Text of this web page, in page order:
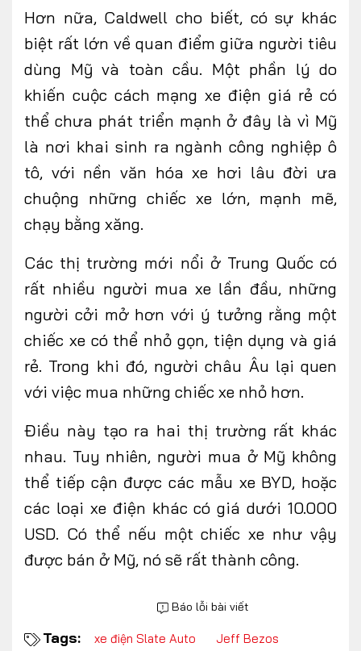
Hơn nữa, Caldwell cho biết, có sự khác
biệt rất lớn về quan điểm giữa người tiêu
dùng Mỹ và toàn cầu. Một phần lý do
khiến cuộc cách mạng xe điện giá rẻ có
thể chưa phát triển mạnh ở đây là vì Mỹ
là nơi khai sinh ra ngành công nghiệp ô
tô, với nền văn hóa xe hơi lâu đời ưa
chuộng những chiếc xe lớn, mạnh mẽ,
chạy bằng xăng.
Các thị trường mới nổi ở Trung Quốc có
rất nhiều người mua xe lần đầu, những
người cởi mở hơn với ý tưởng rằng một
chiếc xe có thể nhỏ gọn, tiện dụng và giá
rẻ. Trong khi đó, người châu Âu lại quen
với việc mua những chiếc xe nhỏ hơn.
Điều này tạo ra hai thị trường rất khác
nhau. Tuy nhiên, người mua ở Mỹ không
thể tiếp cận được các mẫu xe BYD, hoặc
các loại xe điện khác có giá dưới 10.000
USD. Có thể nếu một chiếc xe như vậy
được bán ở Mỹ, nó sẽ rất thành công.
Báo lỗi bài viết
Tags: xe điện Slate Auto
Jeff Bezos